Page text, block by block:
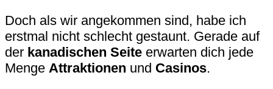
Doch als wir angekommen sind, habe ich
erstmal nicht schlecht gestaunt. Gerade auf
der kanadischen Seite erwarten dich jede
Menge Attraktionen und Casinos.